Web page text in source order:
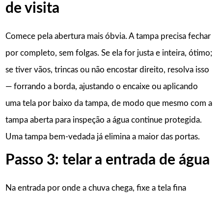
de visita
Comece pela abertura mais óbvia. A tampa precisa fechar
por completo, sem folgas. Se ela for justa e inteira, ótimo;
se tiver vãos, trincas ou não encostar direito, resolva isso
— forrando a borda, ajustando o encaixe ou aplicando
uma tela por baixo da tampa, de modo que mesmo com a
tampa aberta para inspeção a água continue protegida.
Uma tampa bem-vedada já elimina a maior das portas.
Passo 3: telar a entrada de água
Na entrada por onde a chuva chega, fixe a tela fina